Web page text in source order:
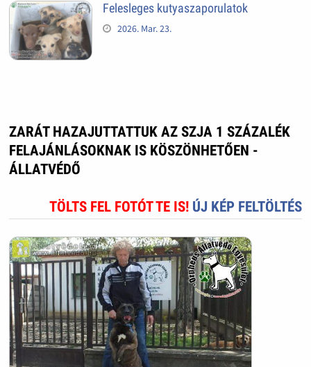
Felesleges kutyaszaporulatok
2026. Mar. 23.
ZARÁT HAZAJUTTATTUK AZ SZJA 1 SZÁZALÉK
FELAJÁNLÁSOKNAK IS KÖSZÖNHETŐEN -
ÁLLATVÉDŐ
TÖLTS FEL FOTÓT TE IS! ÚJ KÉP FELTÖLTÉS